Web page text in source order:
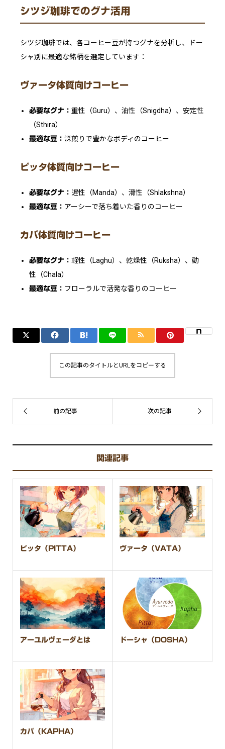
シツジ珈琲でのグナ活用
シツジ珈琲では、各コーヒー豆が持つグナを分析し、ドー
シャ別に最適な銘柄を選定しています：
ヴァータ体質向けコーヒー
必要なグナ：重性（Guru）、油性（Snigdha）、安定性
（Sthira）
最適な豆：深煎りで豊かなボディのコーヒー
ピッタ体質向けコーヒー
必要なグナ： 遅性（Manda）、滑性（Shlakshna）
最適な豆： アーシーで落ち着いた香りのコーヒー
カパ体質向けコーヒー
必要なグナ：軽性（Laghu）、乾燥性（Ruksha）、動
性（Chala）
最適な豆： フローラルで活発な香りのコーヒー
この記事のタイトルとURLをコピーする
関連記事
ピッタ（PITTA） ヴァータ（VATA）
アーユルヴェーダとは ドーシャ（DOSHA）
カパ（KAPHA）